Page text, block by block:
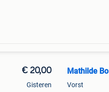
€ 20,00
Gisteren
Mathilde Bo
Vorst